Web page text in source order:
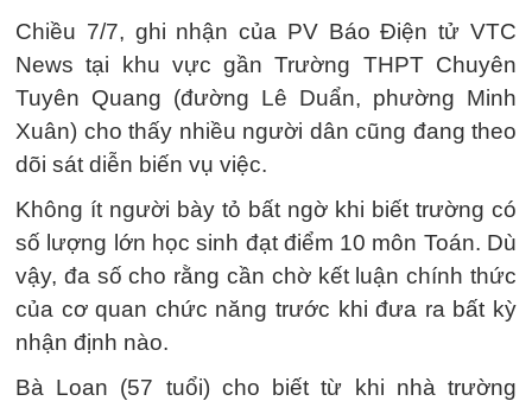
Chiều 7/7, ghi nhận của PV Báo Điện tử VTC
News tại khu vực gần Trường THPT Chuyên
Tuyên Quang (đường Lê Duẩn, phường Minh
Xuân) cho thấy nhiều người dân cũng đang theo
dõi sát diễn biến vụ việc.
Không ít người bày tỏ bất ngờ khi biết trường có
số lượng lớn học sinh đạt điểm 10 môn Toán. Dù
vậy, đa số cho rằng cần chờ kết luận chính thức
của cơ quan chức năng trước khi đưa ra bất kỳ
nhận định nào.
Bà Loan (57 tuổi) cho biết từ khi nhà trường